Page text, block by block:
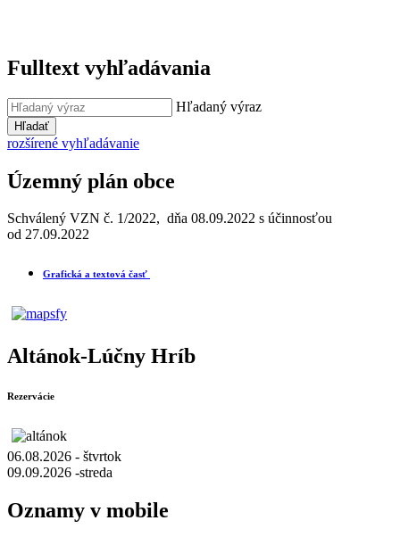
Fulltext vyhľadávania
Hľadaný výraz
Hľadať
rozšírené vyhľadávanie
Územný plán obce
Schválený VZN č. 1/2022, dňa 08.09.2022 s účinnosťou
od 27.09.2022
Grafická a textová časť
Altánok-Lúčny Hríb
Rezervácie
06.08.2026 - štvrtok
09.09.2026 -streda
Oznamy v mobile